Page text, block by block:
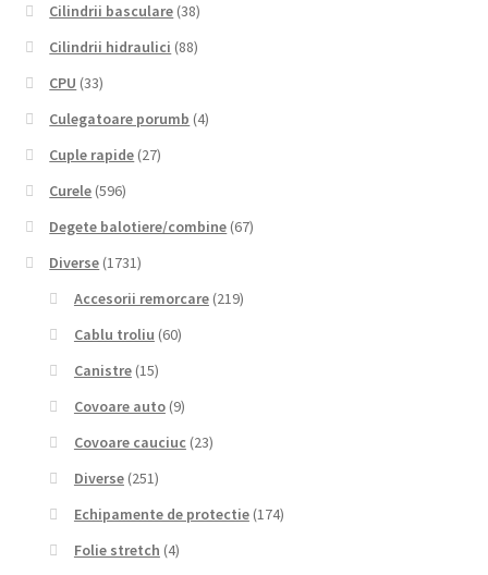
Cilindrii basculare (38)
Cilindrii hidraulici (88)
CPU (33)
Culegatoare porumb (4)
Cuple rapide (27)
Curele (596)
Degete balotiere/combine (67)
Diverse (1731)
Accesorii remorcare (219)
Cablu troliu (60)
Canistre (15)
Covoare auto (9)
Covoare cauciuc (23)
Diverse (251)
Echipamente de protectie (174)
Folie stretch (4)